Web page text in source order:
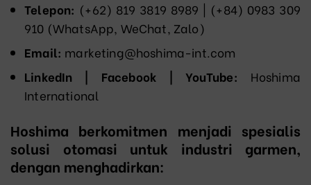
Telepon: (+62) 819 3819 8989‬ | (+84) 0983 309
910 (WhatsApp, WeChat, Zalo)
Email: marketing@hoshima-int.com
LinkedIn | Facebook | YouTube: Hoshima
International
Hoshima berkomitmen menjadi spesialis
solusi otomasi untuk industri garmen,
dengan menghadirkan: